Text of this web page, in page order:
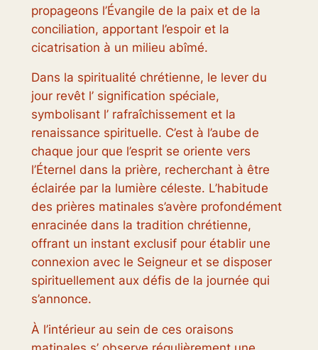
propageons l’Évangile de la paix et de la
conciliation, apportant l’espoir et la
cicatrisation à un milieu abîmé.
Dans la spiritualité chrétienne, le lever du
jour revêt l’ signification spéciale,
symbolisant l’ rafraîchissement et la
renaissance spirituelle. C’est à l’aube de
chaque jour que l’esprit se oriente vers
l’Éternel dans la prière, recherchant à être
éclairée par la lumière céleste. L’habitude
des prières matinales s’avère profondément
enracinée dans la tradition chrétienne,
offrant un instant exclusif pour établir une
connexion avec le Seigneur et se disposer
spirituellement aux défis de la journée qui
s’annonce.
À l’intérieur au sein de ces oraisons